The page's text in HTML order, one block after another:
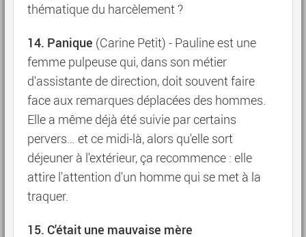
thématique du harcèlement ?
14. Panique (Carine Petit) - Pauline est une
femme pulpeuse qui, dans son métier
d'assistante de direction, doit souvent faire
face aux remarques déplacées des hommes.
Elle a même déjà été suivie par certains
pervers… et ce midi-là, alors qu'elle sort
déjeuner à l'extérieur, ça recommence : elle
attire l'attention d'un homme qui se met à la
traquer.
15. C'était une mauvaise mère